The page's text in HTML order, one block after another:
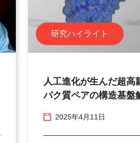
研究ハイライト
人工進化が生んだ超高
パク質ペアの構造基盤
2025年4月11日